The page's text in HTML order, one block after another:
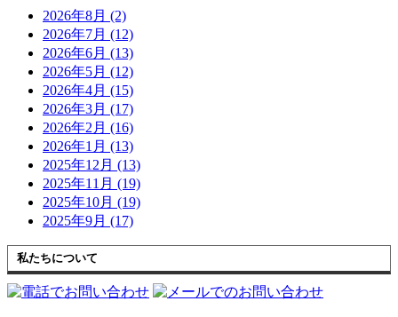
2026年8月 (2)
2026年7月 (12)
2026年6月 (13)
2026年5月 (12)
2026年4月 (15)
2026年3月 (17)
2026年2月 (16)
2026年1月 (13)
2025年12月 (13)
2025年11月 (19)
2025年10月 (19)
2025年9月 (17)
私たちについて